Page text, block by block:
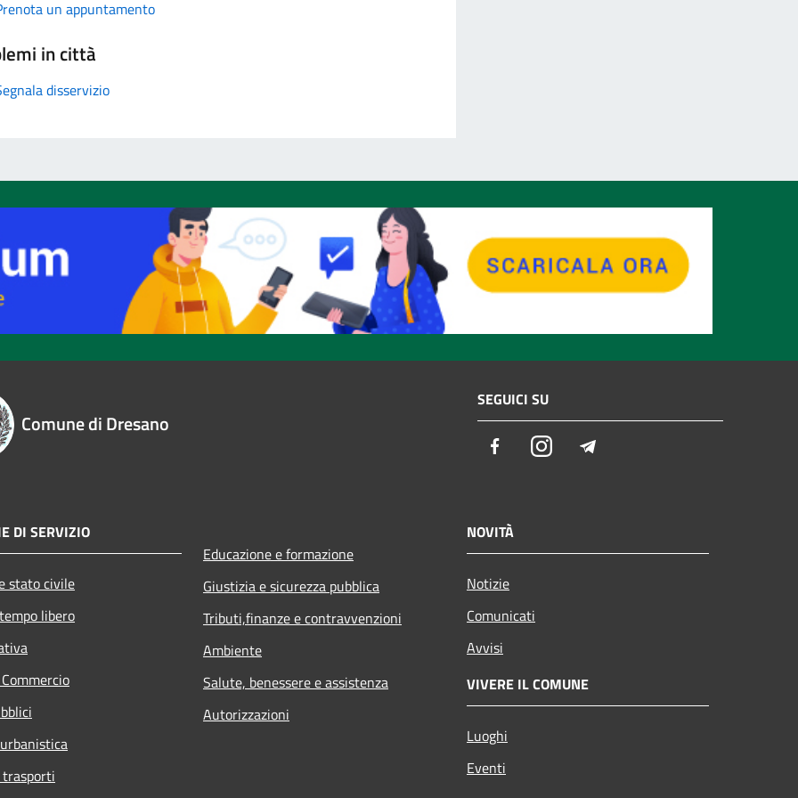
un appuntamento
in città
disservizio
Comune di Dresano
SEGUICI SU
FacebookInstagram
DI SERVIZIO
stato civile
libero
Educazione e formazione
Giustizia e sicurezza pubblica
Tributi,finanze e contravvenzioni
Ambiente
Salute, benessere e assistenza
Autorizzazioni
NOVITÀ
Notizie
Comunicati
Avvisi
VIVERE IL COMUNE
Luoghi
Eventi